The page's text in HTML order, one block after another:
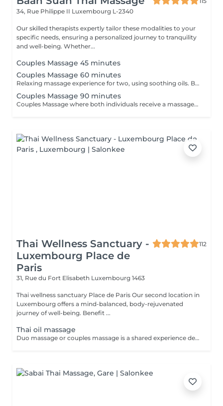
34, Rue Philippe II Luxembourg L-2340
Our skilled therapists expertly tailor these modalities to your
specific needs, ensuring a personalized journey to tranquility
and well-being. Whether...
Couples Massage 45 minutes
Couples Massage 60 minutes
Relaxing massage experience for two, using soothing oils. Both guests receive simultaneous treatments in a shared room, focusing on stress relief & comfort. *Price listed is per guest*
Couples Massage 90 minutes
Couples Massage where both individuals receive a massage simultaneously in the same room. This service is focused on relaxation and stress relief for couples. It's a practical way for partners to enjoy a massage experience together. 130 EUR per guest
Thai Wellness Sanctuary -
Luxembourg Place de
Paris
112
31, Rue du Fort Elisabeth Luxembourg 1463
Thai wellness sanctuary Place de Paris Our second location in
Luxembourg offers a mind-balanced, body-rejuvenated
journey of well-being. Benefit ...
Thai oil massage
Duo massage or couples massage is a shared experience designed from tow people where each person involved received massage from therapist, the massage are provided at the same time, in the same private room You can choose kind of massage you like